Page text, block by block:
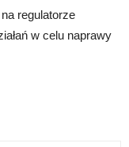
regulatorze
w celu naprawy